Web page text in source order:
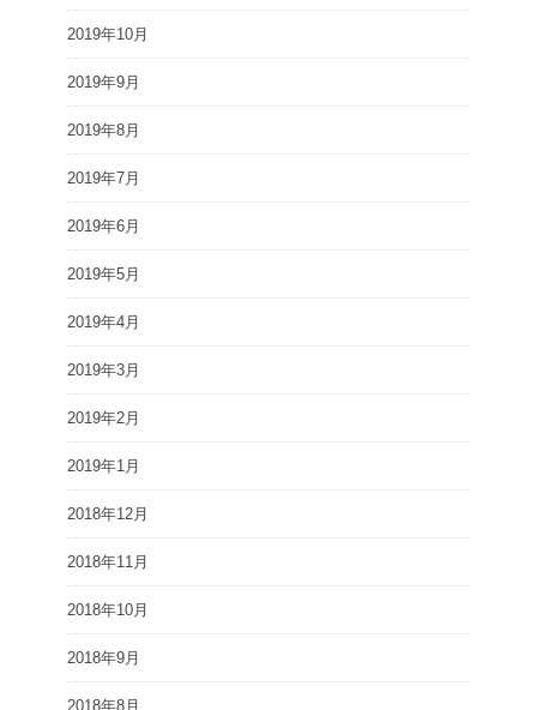
2019年10月
2019年9月
2019年8月
2019年7月
2019年6月
2019年5月
2019年4月
2019年3月
2019年2月
2019年1月
2018年12月
2018年11月
2018年10月
2018年9月
2018年8月